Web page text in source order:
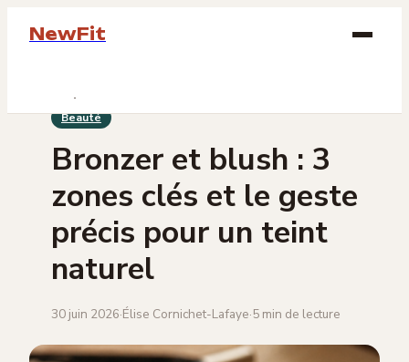
NewFit
Beauté
Lifestyle
Beauté
Bronzer et blush : 3
zones clés et le geste
précis pour un teint
naturel
30 juin 2026·Élise Cornichet-Lafaye·5 min de lecture